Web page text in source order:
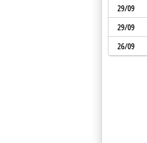
29/09
29/09
26/09